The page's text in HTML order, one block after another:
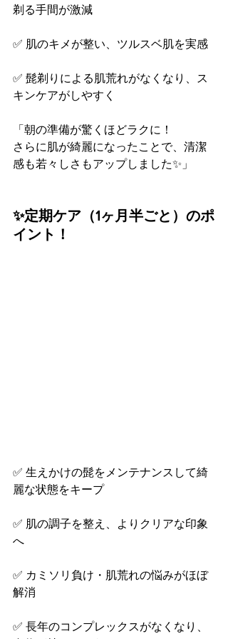
剃る手間が激減
✅ 肌のキメが整い、ツルスベ肌を実感
✅ 髭剃りによる肌荒れがなくなり、ス
キンケアがしやすく
「朝の準備が驚くほどラクに！
さらに肌が綺麗になったことで、清潔
感も若々しさもアップしました✨」
✨定期ケア（1ヶ月半ごと）のポ
イント！
✅ 生えかけの髭をメンテナンスして綺
麗な状態をキープ
✅ 肌の調子を整え、よりクリアな印象
へ
✅ カミソリ負け・肌荒れの悩みがほぼ
解消
✅ 長年のコンプレックスがなくなり、